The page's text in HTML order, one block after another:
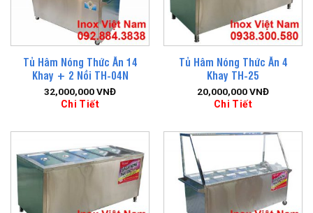
Tủ Hâm Nóng Thức Ăn 14
Khay + 2 Nồi TH-04N
32,000,000VNĐ
Chi Tiết
Tủ Hâm Nóng Thức Ăn 4
Khay TH-25
20,000,000VNĐ
Chi Tiết